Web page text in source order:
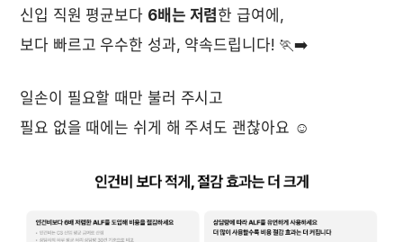
신입 직원 평균보다 6배는 저렴한 급여에,
보다 빠르고 우수한 성과, 약속드립니다! 🏃‍➡️
일손이 필요할 때만 불러 주시고
필요 없을 때에는 쉬게 해 주셔도 괜찮아요 ☺️